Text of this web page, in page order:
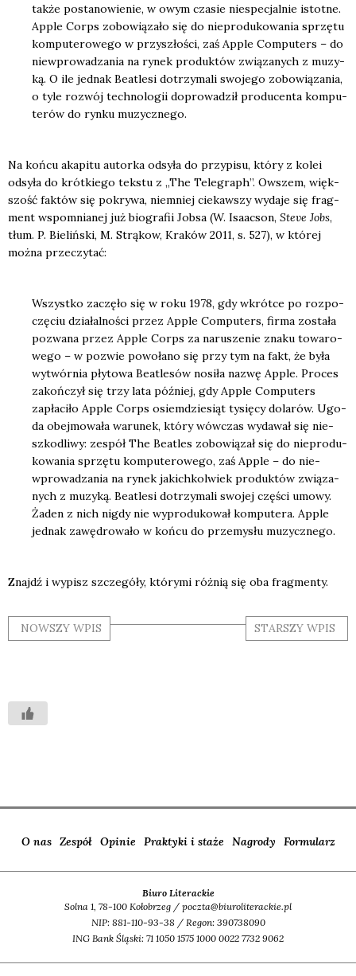
tak­że posta­no­wie­nie, w owym cza­sie nie­spe­cjal­nie istot­ne.
Apple Corps zobo­wią­za­ło się do nie­pro­du­ko­wa­nia sprzę­tu
kom­pu­te­ro­we­go w przy­szło­ści, zaś Apple Com­pu­ters – do
nie­wpro­wa­dza­nia na rynek pro­duk­tów zwią­za­nych z muzy­
ką. O ile jed­nak Beatle­si dotrzy­ma­li swo­je­go zobo­wią­za­nia,
o tyle roz­wój tech­no­lo­gii dopro­wa­dził pro­du­cen­ta kom­pu­
te­rów do ryn­ku muzycz­ne­go.
Na koń­cu aka­pi­tu autor­ka odsy­ła do przy­pi­su, któ­ry z kolei
odsy­ła do krót­kie­go tek­stu z „The Tele­graph”. Owszem, więk­
szość fak­tów się pokry­wa, nie­mniej cie­kaw­szy wyda­je się frag­
ment wspo­mnia­nej już bio­gra­fii Job­sa (W. Isa­ac­son, Ste­ve Jobs,
tłum. P. Bie­liń­ski, M. Strą­kow, Kra­ków 2011, s. 527), w któ­rej
moż­na prze­czy­tać:
Wszyst­ko zaczę­ło się w roku 1978, gdy wkrót­ce po roz­po­
czę­ciu dzia­łal­no­ści przez Apple Com­pu­ters, fir­ma zosta­ła
pozwa­na przez Apple Corps za naru­sze­nie zna­ku towa­ro­
we­go – w pozwie powo­ła­no się przy tym na fakt, że była
wytwór­nia pły­to­wa Beatle­sów nosi­ła nazwę Apple. Pro­ces
zakoń­czył się trzy lata póź­niej, gdy Apple Com­pu­ters
zapła­ci­ło Apple Corps osiem­dzie­siąt tysię­cy dola­rów. Ugo­
da obej­mo­wa­ła waru­nek, któ­ry wów­czas wyda­wał się nie­
szko­dli­wy: zespół The Beatles zobo­wią­zał się do nie­pro­du­
ko­wa­nia sprzę­tu kom­pu­te­ro­we­go, zaś Apple – do nie­
wpro­wa­dza­nia na rynek jakich­kol­wiek pro­duk­tów zwią­za­
nych z muzy­ką. Beatle­si dotrzy­ma­li swo­jej czę­ści umo­wy.
Żaden z nich nigdy nie wypro­du­ko­wał kom­pu­te­ra. Apple
jed­nak zawę­dro­wa­ło w koń­cu do prze­my­słu muzycz­ne­go.
Znajdź i wypisz szcze­gó­ły, któ­ry­mi róż­nią się oba frag­men­ty.
NOWSZY WPIS STARSZY WPIS
O nas Zespół Opinie Praktyki i staże Nagrody Formularz
Biuro Literackie
Solna 1, 78-100 Kołobrzeg / poczta@biuroliterackie.pl
NIP: 881-110-93-38 / Regon: 390738090
ING Bank Śląski: 71 1050 1575 1000 0022 7732 9062